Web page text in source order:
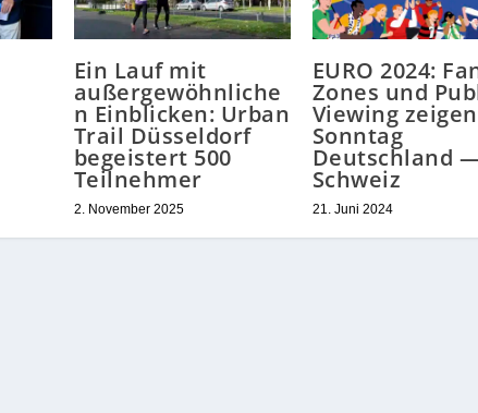
Ein Lauf mit
außergewöhnliche
n Einblicken: Urban
Trail Düsseldorf
begeistert 500
Teilnehmer
2. November 2025
EURO 2024:
Zones und
Viewing
Sonntag
Deutschland
Schweiz
21. Juni 2024